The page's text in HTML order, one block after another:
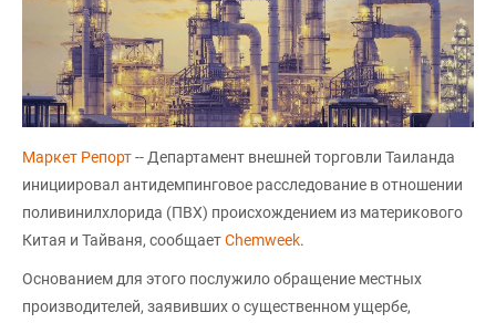
Маркет Репорт-- Департамент внешней торговли Таиланда
инициировал антидемпинговое расследование в отношении
поливинилхлорида (ПВХ) происхождением из материкового
Китая и Тайваня, сообщаетChemweek.
Основанием для этого послужило обращение местных
производителей, заявивших о существенном ущербе,